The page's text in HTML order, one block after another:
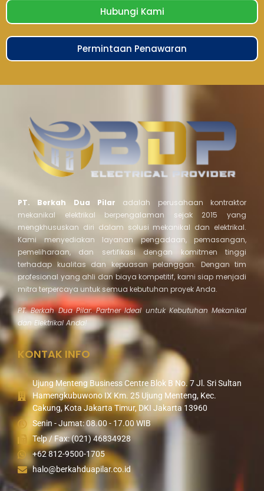
Hubungi Kami
Permintaan Penawaran
PT. Berkah Dua Pilar adalah perusahaan kontraktor
mekanikal elektrikal berpengalaman sejak 2015 yang
mengkhususkan diri dalam solusi mekanikal dan elektrikal.
Kami menyediakan layanan pengadaan, pemasangan,
pemeliharaan, dan sertifikasi dengan komitmen tinggi
terhadap kualitas dan kepuasan pelanggan. Dengan tim
profesional yang ahli dan biaya kompetitif, kami siap menjadi
mitra terpercaya untuk semua kebutuhan proyek Anda.
PT. Berkah Dua Pilar: Partner Ideal untuk Kebutuhan Mekanikal
dan Elektrikal Anda!
KONTAK INFO
Ujung Menteng Business Centre Blok B No. 7 Jl. Sri Sultan
Hamengkubuwono IX Km. 25 Ujung Menteng, Kec.
Cakung, Kota Jakarta Timur, DKI Jakarta 13960
Senin - Jumat: 08.00 - 17.00 WIB
Telp / Fax: (021) 46834928
+62 812-9500-1705
halo@berkahduapilar.co.id